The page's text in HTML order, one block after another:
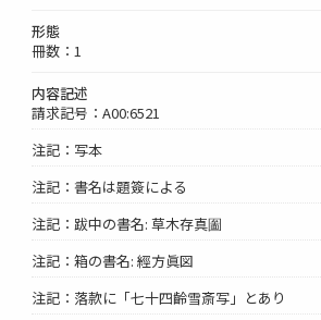
形態
冊数：1
内容記述
請求記号：A00:6521
注記：写本
注記：書名は題簽による
注記：跋中の書名: 草木存真圗
注記：箱の書名: 經方眞図
注記：落款に「七十四齡雪斎写」とあり